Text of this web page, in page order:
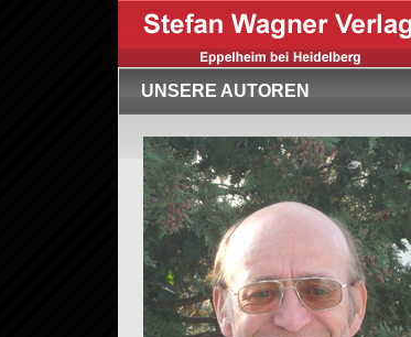
UNSERE AUTOREN